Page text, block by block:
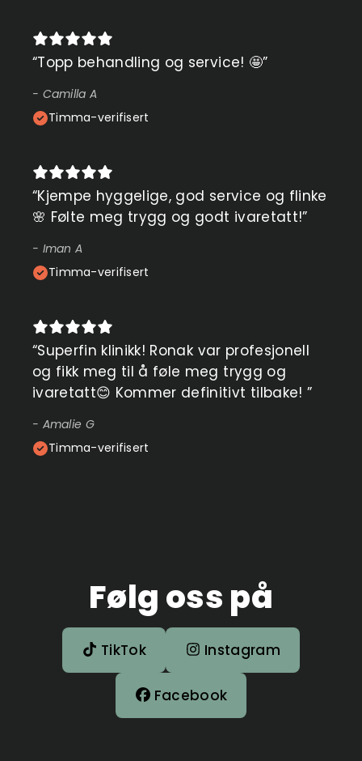
“Topp behandling og service! 🤩”
- Camilla A
Timma-verifisert
“Kjempe hyggelige, god service og flinke
🌸 Følte meg trygg og godt ivaretatt!”
- Iman A
Timma-verifisert
“Superfin klinikk! Ronak var profesjonell
og fikk meg til å føle meg trygg og
ivaretatt😊 Kommer definitivt tilbake! ”
- Amalie G
Timma-verifisert
Følg oss på
TikTok Instagram
Facebook